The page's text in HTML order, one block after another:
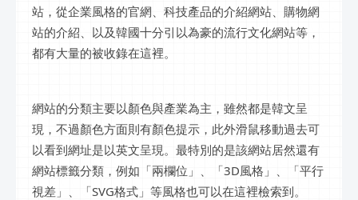
站，從企業風格的官網、科技產品的介紹網站、購物網
站的介紹、以及韓國十分引以為豪的流行文化網站等，
都有大量的被收錄在這裡。
網站的分類主要以顏色與產業為主，雖然都是韓文呈
現，不過顏色方面則有顏色提示，此外滑鼠移動過去可
以看到網址是以英文呈現。最特別的是該網站居然還有
網站標籤分類，例如「兩欄位」、「3D風格」、「平行
視差」、「SVG格式」等風格也可以在這裡檢索到。